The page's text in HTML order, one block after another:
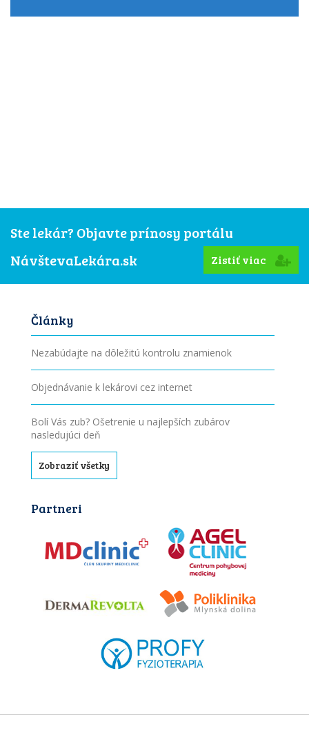
Ste lekár? Objavte prínosy portálu
NávštevaLekára.sk
Zistiť viac
Články
Nezabúdajte na dôležitú kontrolu znamienok
Objednávanie k lekárovi cez internet
Bolí Vás zub? Ošetrenie u najlepších zubárov
nasledujúci deň
Zobraziť všetky
Partneri